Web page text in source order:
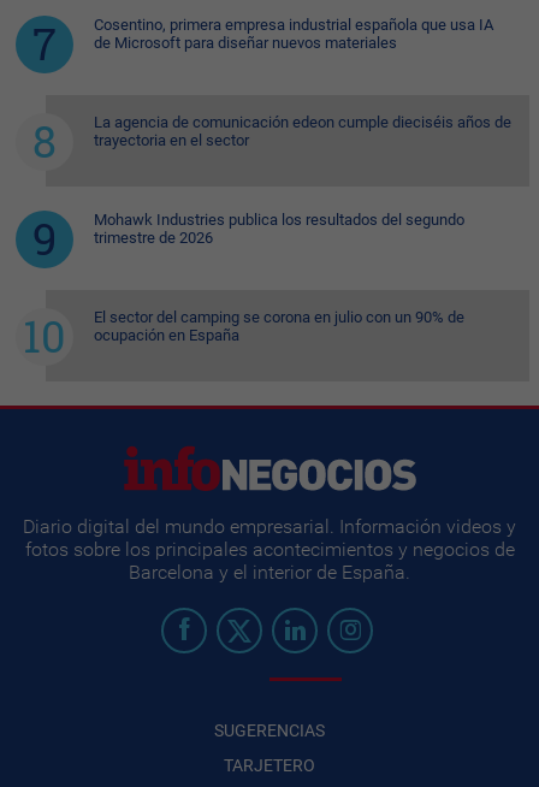
Cosentino, primera empresa industrial española que usa IA
de Microsoft para diseñar nuevos materiales
La agencia de comunicación edeon cumple dieciséis años de
trayectoria en el sector
Mohawk Industries publica los resultados del segundo
trimestre de 2026
El sector del camping se corona en julio con un 90% de
ocupación en España
Diario digital del mundo empresarial. Información videos y
fotos sobre los principales acontecimientos y negocios de
Barcelona y el interior de España.
SUGERENCIAS
TARJETERO